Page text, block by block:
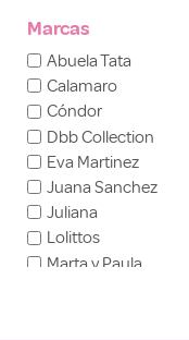
Verano 2025
Marcas
Abuela Tata
Calamaro
Cóndor
Dbb Collection
Eva Martinez
Juana Sanchez
Juliana
Lolittos
Marta y Paula